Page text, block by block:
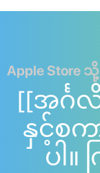
Apple Store
[[အင်္ဂ
နှင့်စက
ပါ။